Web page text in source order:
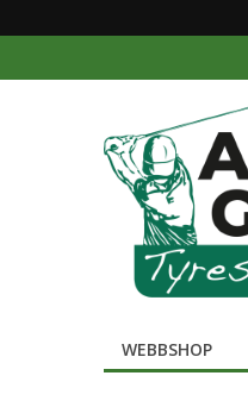
WEBBSHOP